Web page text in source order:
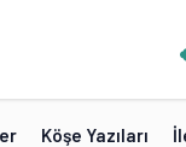
Köşe Yazıları